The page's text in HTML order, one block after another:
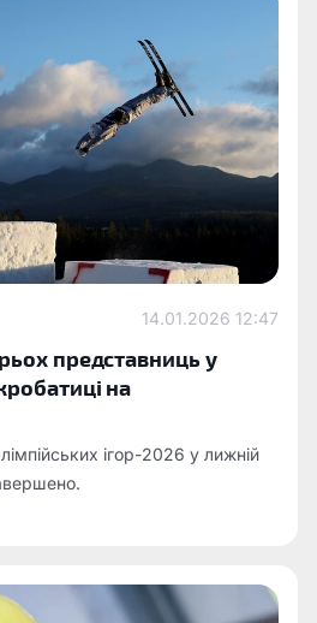
14.01.2026 12:47
представниць у
на
ігор-2026 у лижній